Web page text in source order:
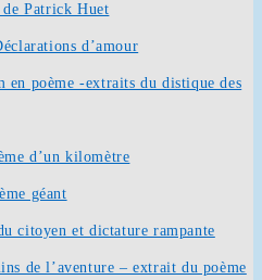
de Patrick Huet
d’amour
en poème -extraits du distique des
d’un kilomètre
géant
citoyen et dictature rampante
de l’aventure – extrait du poème